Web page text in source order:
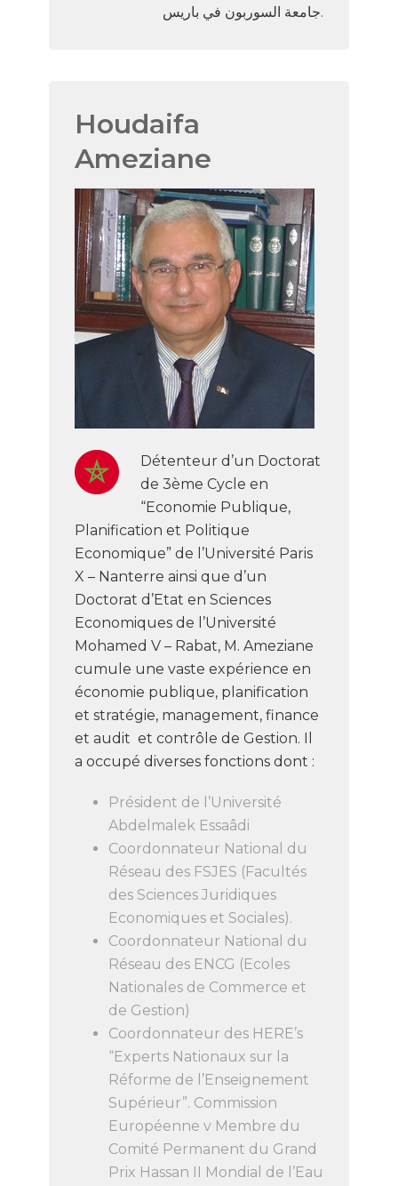
جامعة السوربون في باريس.
Houdaifa
Ameziane
Détenteur d’un Doctorat
de 3ème Cycle en
“Economie Publique,
Planification et Politique
Economique” de l’Université Paris
X – Nanterre ainsi que d’un
Doctorat d’Etat en Sciences
Economiques de l’Université
Mohamed V – Rabat, M. Ameziane
cumule une vaste expérience en
économie publique, planification
et stratégie, management, finance
et audit et contrôle de Gestion. Il
a occupé diverses fonctions dont :
Président de l’Université
Abdelmalek Essaâdi
Coordonnateur National du
Réseau des FSJES (Facultés
des Sciences Juridiques
Economiques et Sociales).
Coordonnateur National du
Réseau des ENCG (Ecoles
Nationales de Commerce et
de Gestion)
Coordonnateur des HERE’s
“Experts Nationaux sur la
Réforme de l’Enseignement
Supérieur”. Commission
Européenne v Membre du
Comité Permanent du Grand
Prix Hassan II Mondial de l’Eau